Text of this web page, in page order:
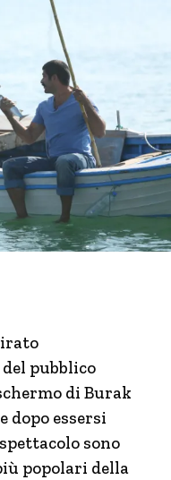
pubblico
di Burak
dopo essersi
sono
popolari della